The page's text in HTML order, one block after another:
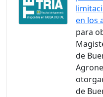
en los
para
de
de